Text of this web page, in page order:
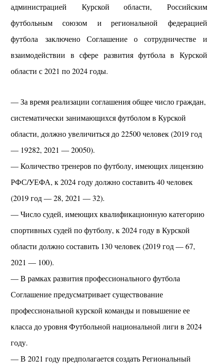
администрацией Курской области, Российским
футбольным союзом и региональной федерацией
футбола заключено Соглашение о сотрудничестве и
взаимодействии в сфере развития футбола в Курской
области с 2021 по 2024 годы.
— За время реализации соглашения общее число граждан,
систематически занимающихся футболом в Курской
области, должно увеличиться до 22500 человек (2019 год
— 19282, 2021 — 20050).
— Количество тренеров по футболу, имеющих лицензию
РФС/УЕФА, к 2024 году должно составить 40 человек
(2019 год — 28, 2021 — 32).
— Число судей, имеющих квалификационную категорию
спортивных судей по футболу, к 2024 году в Курской
области должно составить 130 человек (2019 год — 67,
2021 — 100).
— В рамках развития профессионального футбола
Соглашение предусматривает существование
профессиональной курской команды и повышение ее
класса до уровня Футбольной национальной лиги в 2024
году.
— В 2021 году предполагается создать Региональный